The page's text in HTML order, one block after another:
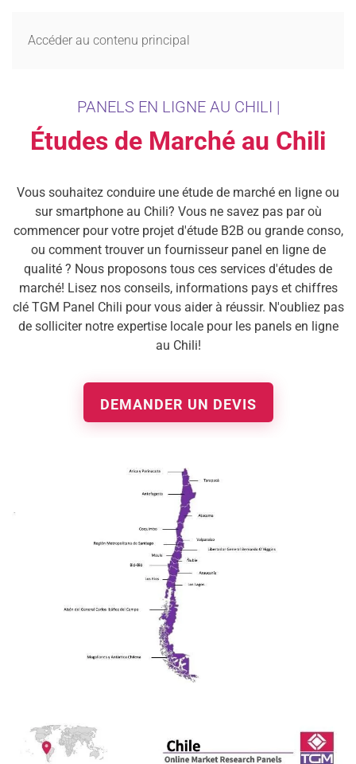
Accéder au contenu principal
PANELS EN LIGNE AU CHILI |
Études de Marché au Chili
Vous souhaitez conduire une étude de marché en ligne ou
sur smartphone au Chili? Vous ne savez pas par où
commencer pour votre projet d'étude B2B ou grande conso,
ou comment trouver un fournisseur panel en ligne de
qualité ? Nous proposons tous ces services d'études de
marché! Lisez nos conseils, informations pays et chiffres
clé TGM Panel Chili pour vous aider à réussir. N'oubliez pas
de solliciter notre expertise locale pour les panels en ligne
au Chili!
DEMANDER UN DEVIS